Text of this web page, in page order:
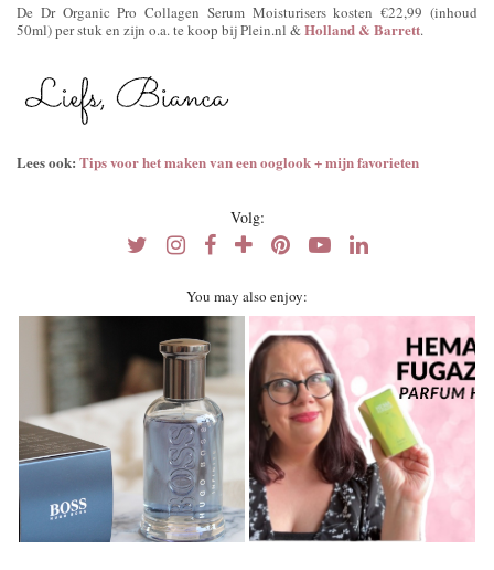
De Dr Organic Pro Collagen Serum Moisturisers kosten €22,99 (inhoud
50ml) per stuk en zijn o.a. te koop bij Plein.nl &Holland & Barrett.
Lees ook: Tips voor het maken van een ooglook + mijn favorieten
Volg:
You may also enjoy: